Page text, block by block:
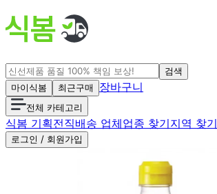
검색
마이식봄
최근구매 장바구니
전체 카테고리
식봄 기획전직배송 업체업종 찾기지역 찾기
로그인 / 회원가입